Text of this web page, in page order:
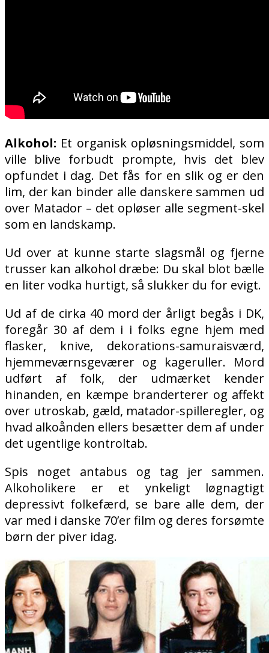
Alkohol: Et organisk opløsningsmiddel, som
ville blive forbudt prompte, hvis det blev
opfundet i dag. Det fås for en slik og er den
lim, der kan binder alle danskere sammen ud
over Matador – det opløser alle segment-skel
som en landskamp.
Ud over at kunne starte slagsmål og fjerne
trusser kan alkohol dræbe: Du skal blot bælle
en liter vodka hurtigt, så slukker du for evigt.
Ud af de cirka 40 mord der årligt begås i DK,
foregår 30 af dem i i folks egne hjem med
flasker, knive, dekorations-samuraisværd,
hjemmeværnsgeværer og kageruller. Mord
udført af folk, der udmærket kender
hinanden, en kæmpe branderterer og affekt
over utroskab, gæld, matador-spilleregler, og
hvad alkoånden ellers besætter dem af under
det ugentlige kontroltab.
Spis noget antabus og tag jer sammen.
Alkoholikere er et ynkeligt løgnagtigt
depressivt folkefærd, se bare alle dem, der
var med i danske 70’er film og deres forsømte
børn der piver idag.